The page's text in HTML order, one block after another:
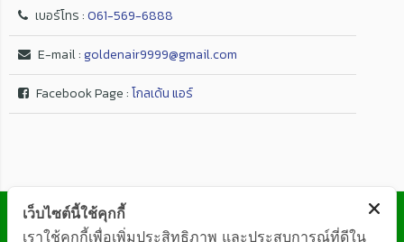
เบอร์โทร :061-569-6888
E-mail :goldenair9999@gmail.com
Facebook Page :โกลเด้น แอร์
© GOLDEN AIR Co.,Ltd. ALL RIGHTS RESERVED
เว็บไซต์นี้ใช้คุกกี้
เราใช้คุกกี้เพื่อเพิ่มประสิทธิภาพ และประสบการณ์ที่ดีใน